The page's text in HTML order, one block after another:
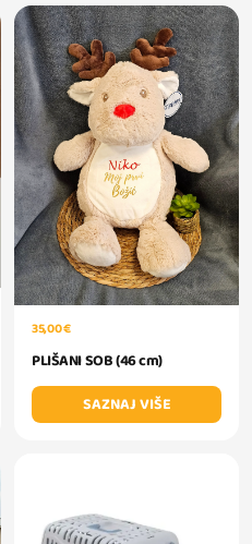
35,00 €
PLIŠANI SOB (46 cm)
SAZNAJ VIŠE